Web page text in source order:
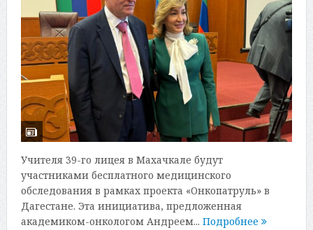
Учителя 39-го лицея в Махачкале будут
участниками бесплатного медицинского
обследования в рамках проекта «Онкопатруль» в
Дагестане. Эта инициатива, предложенная
академиком-онкологом Андреем... Подробнее